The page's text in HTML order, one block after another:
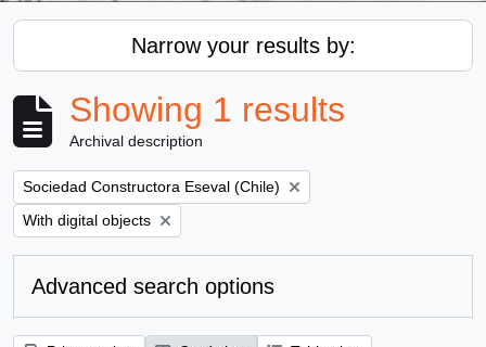
Narrow your results by:
Showing 1 results
Archival description
Remove filter:
Sociedad Constructora Eseval (Chile)
Remove filter:
With digital objects
Advanced search options